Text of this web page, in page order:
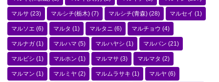
マルサ (23) マルシチ(栃木) (7) マルシチ(青森) (28) マルセイ (1)
マルソエ (6) マルタ (1) マルタニ (6) マルチョウ (4)
マルナガ (1) マルハマ (5) マルハヤシ (1) マルバン (21)
マルビシ (1) マルホン (1) マルマサ (3) マルマタ (2)
マルマン (1) マルミヤ (2) マルムラサキ (1) マルヤ (6)